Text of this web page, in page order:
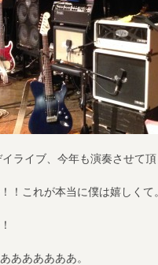
ライブ、今年も演奏させて
！これが本当に僕は嬉しく
ああああああ。